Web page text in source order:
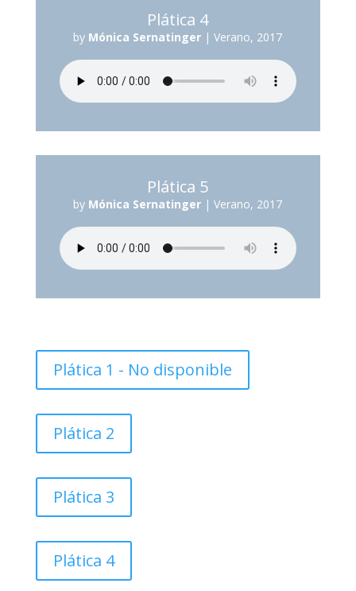
Plática 4
by Mónica Sernatinger |Verano, 2017
Plática 5
by Mónica Sernatinger |Verano, 2017
Plática 1 - No disponible
Plática 2
Plática 3
Plática 4